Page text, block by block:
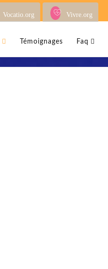
Vocatio.org Vivre.org
Témoignages Faq